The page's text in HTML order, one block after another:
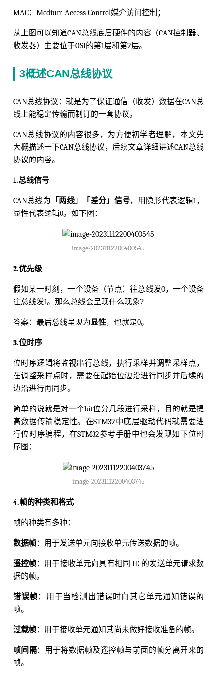
MAC：Medium Access Control媒介访问控制；
从上图可以知道CAN总线底层硬件的内容（CAN控制器、
收发器）主要位于OSI的第1层和第2层。
3概述CAN总线协议
CAN总线协议：就是为了保证通信（收发）数据在CAN总
线上能稳定传输而制订的一套协议。
CAN总线协议的内容很多，为方便初学者理解，本文先
大概描述一下CAN总线协议，后续文章详细讲述CAN总线
协议的内容。
1.总线信号
CAN总线为 「两线」「差分」信号，用隐形代表逻辑1，
显性代表逻辑0。如下图：
image-20231112200400545
2.优先级
假如某一时刻，一个设备（节点）往总线发0，一个设备
往总线发1。那么总线会呈现什么现象？
答案：最后总线呈现为显性，也就是0。
3.位时序
位时序逻辑将监视串行总线，执行采样并调整采样点，
在调整采样点时，需要在起始位边沿进行同步并后续的
边沿进行再同步。
简单的说就是对一个bit位分几段进行采样，目的就是提
高数据传输稳定性。在STM32中底层驱动代码就需要进
行位时序编程，在STM32参考手册中也会发现如下位时
序图：
image-20231112200403745
4.帧的种类和格式
帧的种类有多种：
数据帧：用于发送单元向接收单元传送数据的帧。
遥控帧：用于接收单元向具有相同 ID 的发送单元请求数
据的帧。
错误帧 ：用于当检测出错误时向其它单元通知错误的
帧。
过载帧：用于接收单元通知其尚未做好接收准备的帧。
帧间隔：用于将数据帧及遥控帧与前面的帧分离开来的
帧。